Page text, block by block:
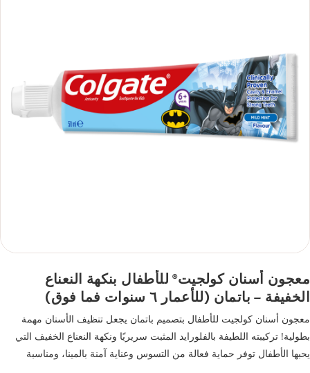
معجون أسنان كولجيت®للأطفال بنكهة النعناع
الخفيفة – باتمان (للأعمار ٦ سنوات فما فوق)
معجون أسنان كولجيت للأطفال بتصميم باتمان يجعل تنظيف الأسنان مهمة
بطولية! تركيبته اللطيفة بالفلورايد المثبت سريريًا ونكهة النعناع الخفيف التي
يحبها الأطفال توفر حماية فعالة من التسوس وعناية آمنة بالمينا، ومناسبة